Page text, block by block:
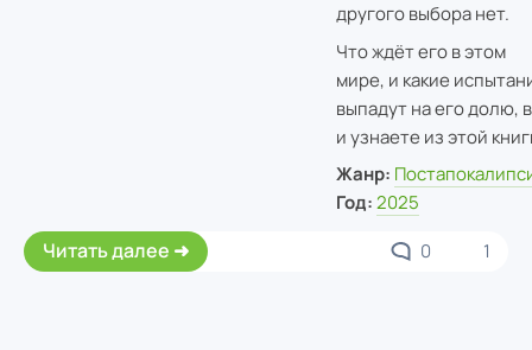
другого выбора нет.
Что ждёт его в этом
мире, и какие
выпадут на его долю,
и узнаете из этой
Жанр:
Год: 2025
Читать далее 0 1